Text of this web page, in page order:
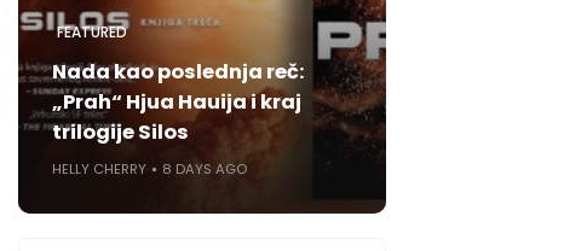
FEATURED
Nada kao poslednja reč:
„Prah“ Hjua Hauija i kraj
trilogije Silos
HELLY CHERRY 8 DAYS AGO